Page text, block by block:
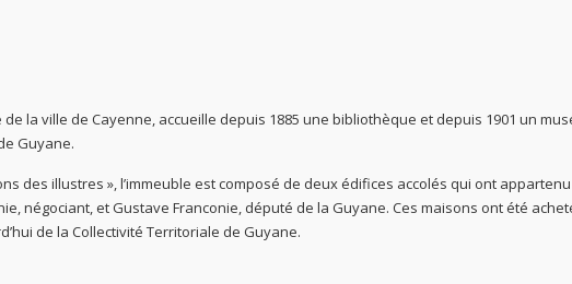
la ville de Cayenne, accueille depuis 1885 une bibliothèque et depuis 1901 un
Guyane.
des illustres », l’immeuble est composé de deux édifices accolés qui ont
négociant, et Gustave Franconie, député de la Guyane. Ces maisons ont été
de la Collectivité Territoriale de Guyane.